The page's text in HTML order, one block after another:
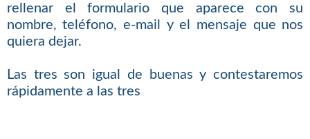
rellenar el formulario que aparece con su
nombre, teléfono, e-mail y el mensaje que nos
quiera dejar.
Las tres son igual de buenas y contestaremos
rápidamente a las tres